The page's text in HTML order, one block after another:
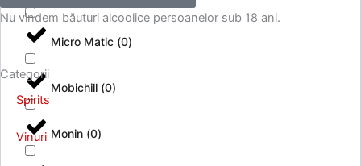
Micro Matic (0)
Mobichill (0)
Monin (0)
e
b
o
o
k
t
a
g
a
Nu vindem băuturi alcoolice persoanelor sub 18 ani.
Categorii
Spirits
Vinuri